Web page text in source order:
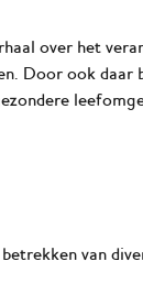
over het
Door ook daar
van